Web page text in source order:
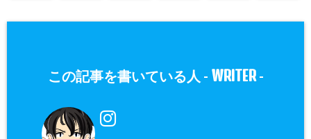
この記事を書いている人 - WRITER-